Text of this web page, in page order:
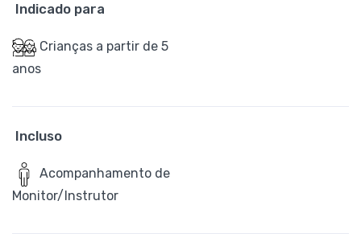
Indicado para
Crianças a partir de 5
anos
Incluso
Acompanhamento de
Monitor/Instrutor